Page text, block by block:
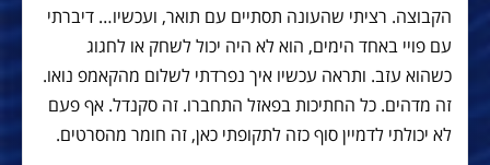
הקבוצה. רציתי שהעונה תסתיים עם תואר, ועכשיו… דיברתי
עם פויי באחד הימים, הוא לא היה יכול לשחק או לחגוג
כשהוא עזב. ותראה עכשיו איך נפרדתי לשלום מהקאמפ נואו.
זה מדהים. כל החתיכות בפאזל התחברו. זה סקנדל. אף פעם
לא יכולתי לדמיין סוף כזה לתקופתי כאן, זה חומר מהסרטים.